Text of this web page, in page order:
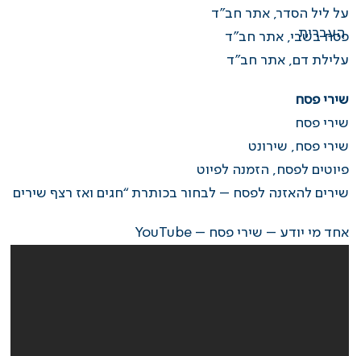
על ליל הסדר, אתר חב”ד
פסח בשבי, אתר חב”ד
עלילת דם, אתר חב”ד
שירי פסח
שירי פסח
שירי פסח, שירונט
פיוטים לפסח, הזמנה לפיוט
שירים להאזנה לפסח – לבחור בכותרת “חגים ואז רצף שירים
אחד מי יודע – שירי פסח – YouTube